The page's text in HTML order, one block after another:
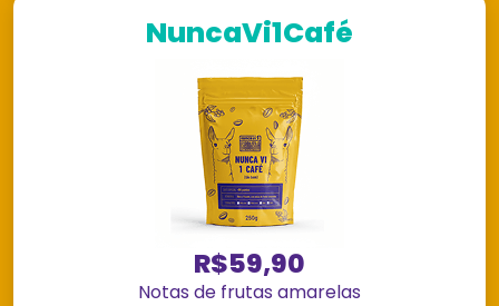
NuncaVi1Café
R$59,90
Notas de frutas amarelas